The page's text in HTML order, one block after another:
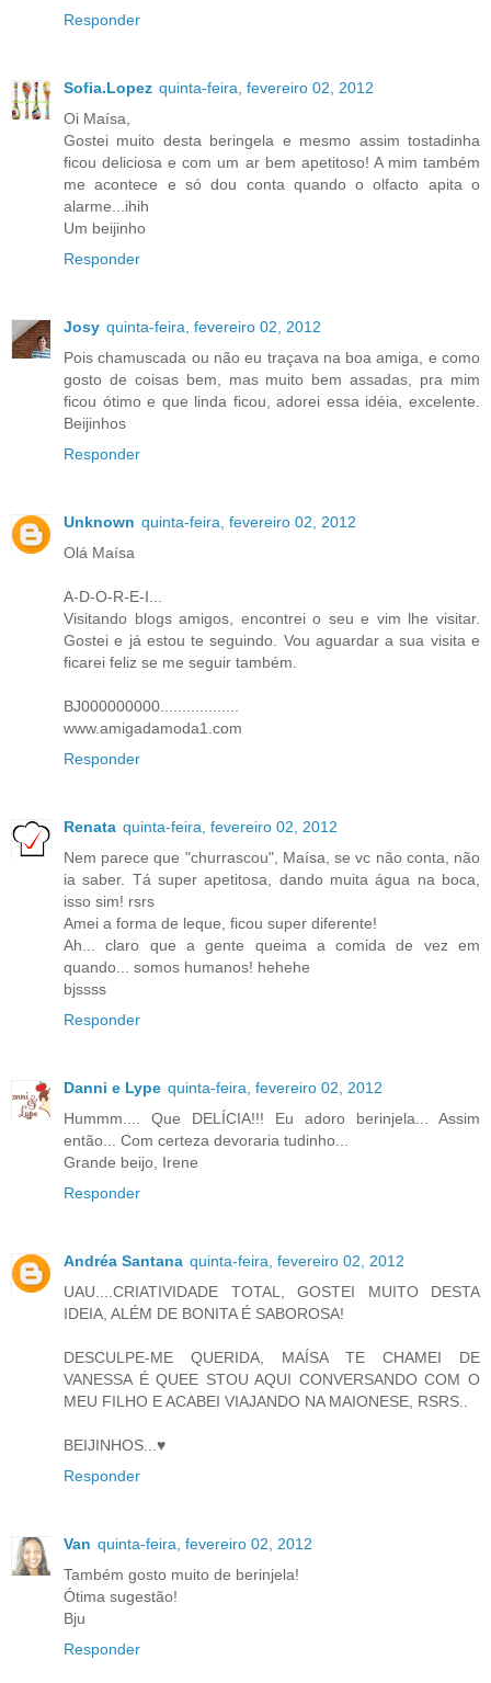
Responder
Sofia.Lopez quinta-feira, fevereiro 02, 2012
Oi Maísa,
Gostei muito desta beringela e mesmo assim tostadinha
ficou deliciosa e com um ar bem apetitoso! A mim também
me acontece e só dou conta quando o olfacto apita o
alarme...ihih
Um beijinho
Responder
Josy quinta-feira, fevereiro 02, 2012
Pois chamuscada ou não eu traçava na boa amiga, e como
gosto de coisas bem, mas muito bem assadas, pra mim
ficou ótimo e que linda ficou, adorei essa idéia, excelente.
Beijinhos
Responder
Unknown quinta-feira, fevereiro 02, 2012
Olá Maísa
A-D-O-R-E-I...
Visitando blogs amigos, encontrei o seu e vim lhe visitar.
Gostei e já estou te seguindo. Vou aguardar a sua visita e
ficarei feliz se me seguir também.
BJ000000000..................
www.amigadamoda1.com
Responder
Renata quinta-feira, fevereiro 02, 2012
Nem parece que "churrascou", Maísa, se vc não conta, não
ia saber. Tá super apetitosa, dando muita água na boca,
isso sim! rsrs
Amei a forma de leque, ficou super diferente!
Ah... claro que a gente queima a comida de vez em
quando... somos humanos! hehehe
bjssss
Responder
Danni e Lype quinta-feira, fevereiro 02, 2012
Hummm.... Que DELÍCIA!!! Eu adoro berinjela... Assim
então... Com certeza devoraria tudinho...
Grande beijo, Irene
Responder
Andréa Santana quinta-feira, fevereiro 02, 2012
UAU....CRIATIVIDADE TOTAL, GOSTEI MUITO DESTA
IDEIA, ALÉM DE BONITA É SABOROSA!
DESCULPE-ME QUERIDA, MAÍSA TE CHAMEI DE
VANESSA É QUEE STOU AQUI CONVERSANDO COM O
MEU FILHO E ACABEI VIAJANDO NA MAIONESE, RSRS..
BEIJINHOS...♥
Responder
Van quinta-feira, fevereiro 02, 2012
Também gosto muito de berinjela!
Ótima sugestão!
Bju
Responder